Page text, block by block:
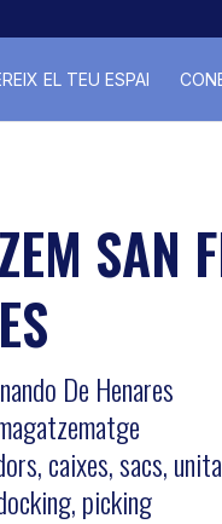
EL TEU ESPAI
SAN
De Henares
caixes, sacs,
picking